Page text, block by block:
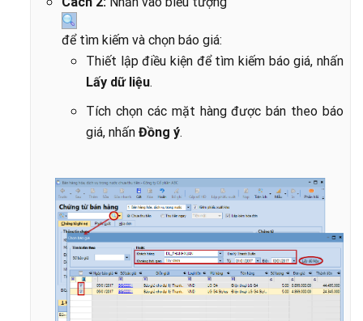
để tìm kiếm và chọn báo giá:
Thiết lập điều kiện để tìm kiếm báo giá, nhấn
Lấy dữ liệu.
Tích chọn các mặt hàng được bán theo báo
giá, nhấn Đồng ý.